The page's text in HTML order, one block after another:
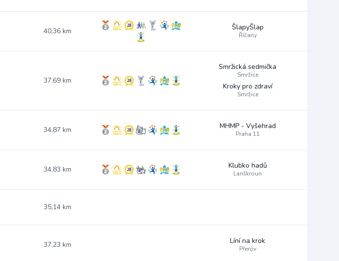
40,36 km ŠlapyŠlap
Říčany
37,69 km
Smržická sedmička
Smržice
Kroky pro zdraví
Smržice
34,87 km MHMP - Vyšehrad
Praha 11
34,83 km Klubko hadů
Lanškroun
35,14 km
37,23 km Líní na krok
Přerov